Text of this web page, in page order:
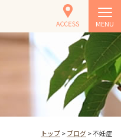
MENU
トップ>ブログ> 不妊症